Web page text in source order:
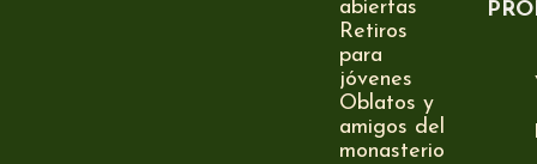
abiertas
Retiros
para
jóvenes
Oblatos y
amigos del
monasterio